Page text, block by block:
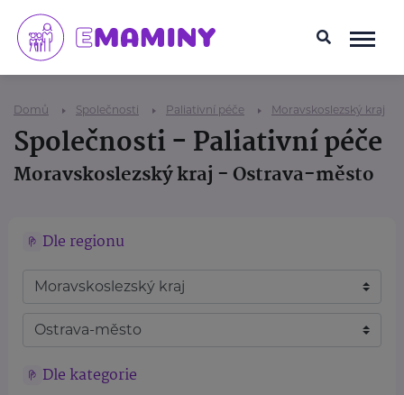
Domů Společnosti Paliativní péče Moravskoslezský kraj
Společnosti - Paliativní péče
Moravskoslezský kraj - Ostrava-město
Dle regionu
Dle kategorie